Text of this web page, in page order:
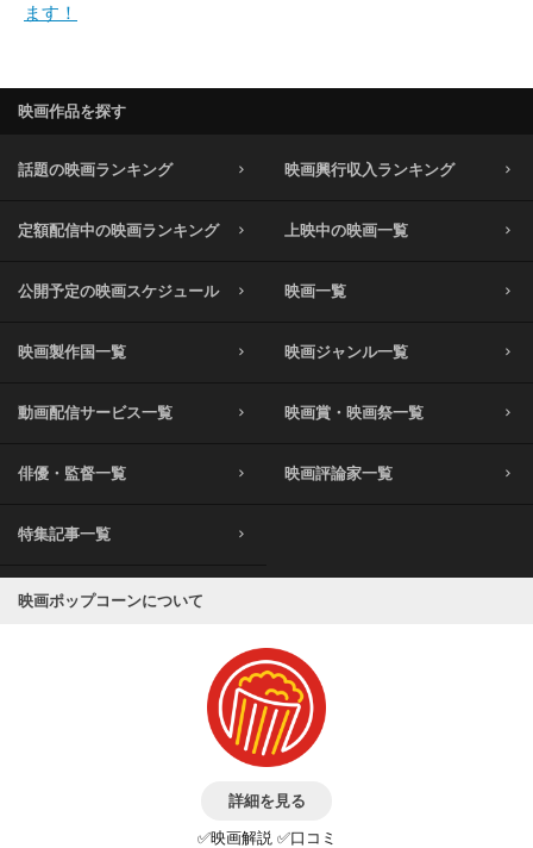
ます！
映画作品を探す
話題の映画ランキング 映画興行収入ランキング
定額配信中の映画ランキング 上映中の映画一覧
公開予定の映画スケジュール 映画一覧
映画製作国一覧 映画ジャンル一覧
動画配信サービス一覧 映画賞・映画祭一覧
俳優・監督一覧 映画評論家一覧
特集記事一覧
映画ポップコーンについて
詳細を見る
✅映画解説 ✅口コミ